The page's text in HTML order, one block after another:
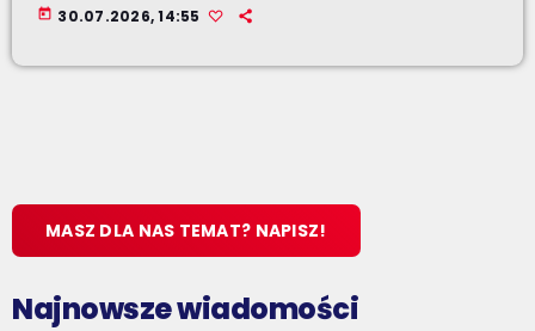
today 30.07.2026, 14:55
MASZ DLA NAS TEMAT? NAPISZ!
Najnowsze wiadomości